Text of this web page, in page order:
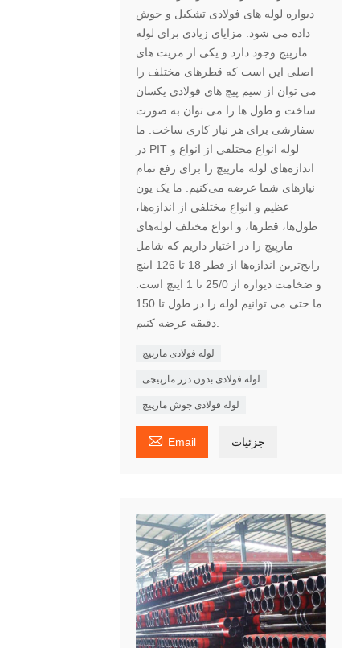
دیواره لوله های فولادی تشکیل و جوش
داده می شود. مزایای زیادی برای لوله
مارپیچ وجود دارد و یکی از مزیت های
اصلی این است که قطرهای مختلف را
می توان از سیم پیچ های فولادی یکسان
ساخت و طول ها را می توان به صورت
سفارشی برای هر نیاز کاری ساخت. ما
در PIT لوله انواع مختلفی از انواع و
اندازه‌های لوله مارپیچ را برای رفع تمام
نیازهای شما عرضه می‌کنیم. ما یک یون
عظیم و انواع مختلفی از اندازه‌ها،
طول‌ها، قطرها، و انواع مختلف لوله‌های
مارپیچ را در اختیار داریم که شامل
رایج‌ترین اندازه‌ها از قطر 18 تا 126 اینچ
و ضخامت دیواره از 25/0 تا 1 اینچ است.
ما حتی می توانیم لوله را در طول تا 150
دقیقه عرضه کنیم.
لوله فولادی مارپیچ
لوله فولادی بدون درز مارپیچی
لوله فولادی جوش مارپیچ
 Email جزئیات